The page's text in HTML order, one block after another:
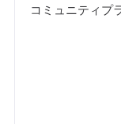
コミュニティプ